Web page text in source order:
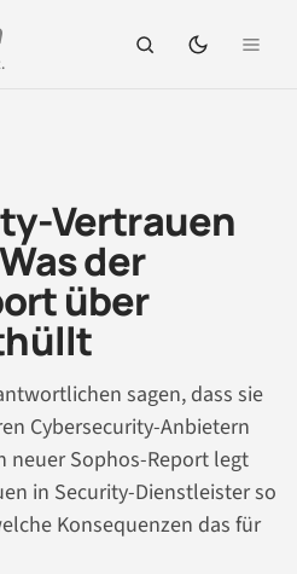
Vertrauen
der
über
sagen, dass sie
Cybersecurity-Anbietern
neuer Sophos-Report legt
in Security-Dienstleister so
Konsequenzen das für